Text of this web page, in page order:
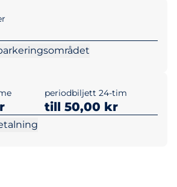
periodbiljett 24-tim
till 50,00 kr